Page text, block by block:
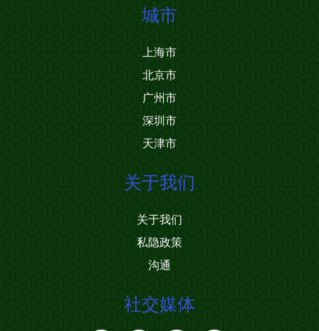
城市
上海市
北京市
广州市
深圳市
天津市
关于我们
关于我们
私隐政策
沟通
社交媒体